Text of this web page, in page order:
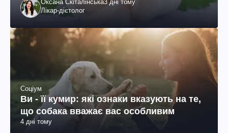
Оксана Скіталінська3 дні тому
Лікар-дієтолог
Соціум
Ви - її кумир: які ознаки вказують на те,
що собака вважає вас особливим
4 дні тому